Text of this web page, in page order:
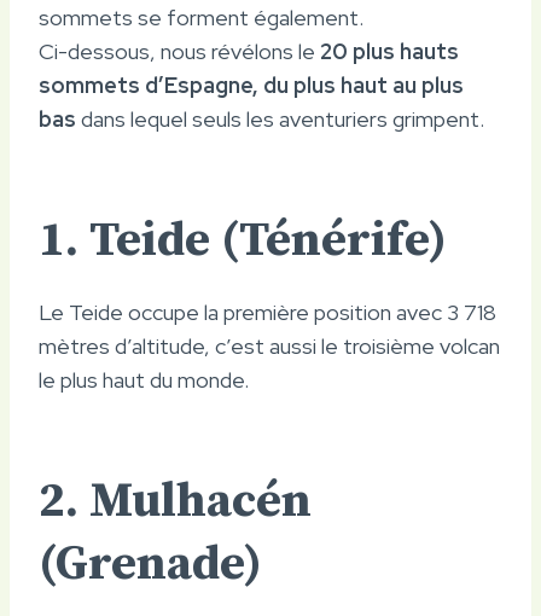
sommets se forment également.
Ci-dessous, nous révélons le 20 plus hauts
sommets d’Espagne, du plus haut au plus
bas dans lequel seuls les aventuriers grimpent.
1. Teide (Ténérife)
Le Teide occupe la première position avec 3 718
mètres d’altitude, c’est aussi le troisième volcan
le plus haut du monde.
2. Mulhacén
(Grenade)